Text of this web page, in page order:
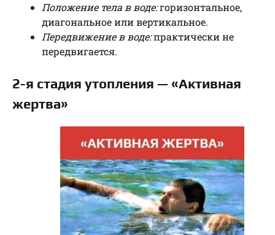
Положение тела в воде:горизонтальное,
диагональное или вертикальное.
Передвижение в воде:практически не
передвигается.
2-я стадия утопления — «Активная
жертва»